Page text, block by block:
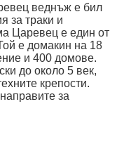
веднъж е бил
за траки и
Царевец е един от
е домакин на 18
и 400 домове.
до около 5 век,
крепости.
за